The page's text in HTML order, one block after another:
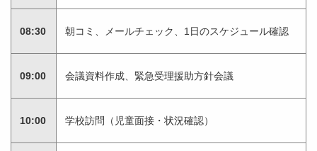
08:30 朝コミ、メールチェック、1日のスケジュール確認
09:00 会議資料作成、緊急受理援助方針会議
10:00 学校訪問（児童面接・状況確認）